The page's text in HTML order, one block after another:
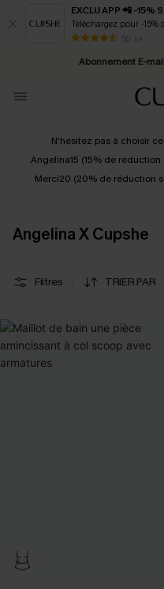
EXCLU APP 📲 -15%
Téléchargez pour -
50 k+
* Livraison
Abonnement E-
N'hésitez pas à choisir
Angelina15 (15% de
Merci20 (20% de réduction
Angelina X Cupshe
Filtres TRIER PAR